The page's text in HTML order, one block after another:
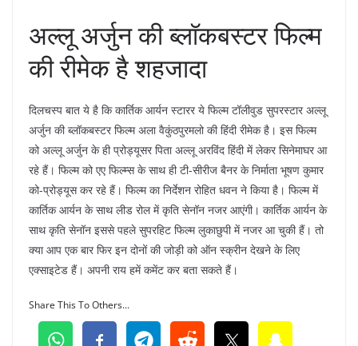
अल्लू अर्जुन की ब्लॉकबस्टर फिल्म
की रीमेक है शहजादा
दिलचस्प बात ये है कि कार्तिक आर्यन स्टारर ये फिल्म टॉलीवुड सुपरस्टार अल्लू
अर्जुन की ब्लॉकबस्टर फिल्म अला वैकुंठपुरमलो की हिंदी रीमेक है। इस फिल्म
को अल्लू अर्जुन के ही प्रोड्यूसर पिता अल्लू अरविंद हिंदी में लेकर सिनेमाघर आ
रहे हैं। फिल्म को एए फिल्म्स के साथ ही टी-सीरीज बैनर के निर्माता भूषण कुमार
को-प्रोड्यूस कर रहे हैं। फिल्म का निर्देशन रोहित धवन ने किया है। फिल्म में
कार्तिक आर्यन के साथ लीड रोल में कृति सेनॉन नजर आएंगी। कार्तिक आर्यन के
साथ कृति सेनॉन इससे पहले सुपरहिट फिल्म लुकाछुपी में नजर आ चुकी हैं। तो
क्या आप एक बार फिर इन दोनों की जोड़ी को ऑन स्क्रीन देखने के लिए
एक्साइटेड हैं। अपनी राय हमें कमेंट कर बता सकते हैं।
Share This To Others...